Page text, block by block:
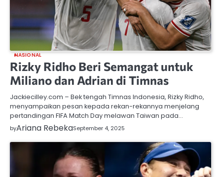
NASIONAL
Rizky Ridho Beri Semangat untuk
Miliano dan Adrian di Timnas
Jackiecilley.com – Bek tengah Timnas Indonesia, Rizky Ridho,
menyampaikan pesan kepada rekan-rekannya menjelang
pertandingan FIFA Match Day melawan Taiwan pada…
byAriana RebekaSeptember 4, 2025